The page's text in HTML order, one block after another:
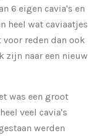
6 eigen cavia's en
heel wat caviaatjes
reden dan ook
zijn naar een nieuw
was een groot
veel cavia's
werden